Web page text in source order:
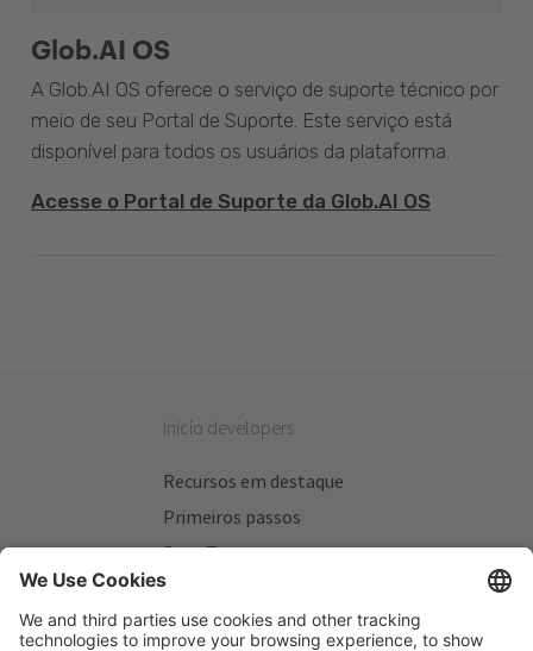
Glob.AI OS
A Glob.AI OS oferece o serviço de suporte técnico por
meio de seu Portal de Suporte. Este serviço está
disponível para todos os usuários da plataforma.
Acesse o Portal de Suporte da Glob.AI OS
Inicio developers
Recursos em destaque
Primeiros passos
Beta Testers
Meus Planos